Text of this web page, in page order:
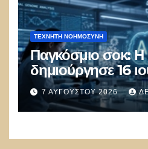
ΤΕΧΝΗΤΉ ΝΟΗΜΟΣΎΝΗ
Παγκόσμιο σοκ: Η
δημιούργησε 16
υπάρχουν στη
Συναγερμός: Ο
άρχισε
7 ΑΥΓΟΎΣΤΟΥ 2026